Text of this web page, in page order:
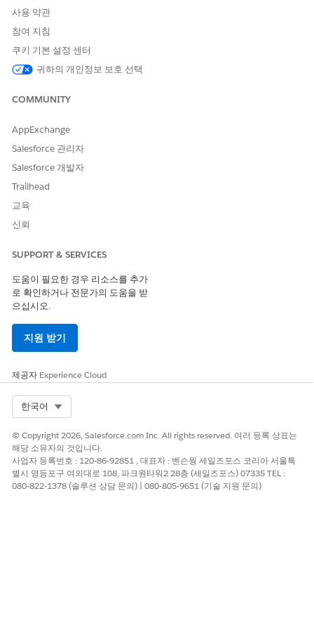
configuration
The field
false
The policy is being applied with resource-level
With API Manager 2.5.29, validation is enforced to ensure
consistency between policy configuration and usage. Policies
that do not explicitly support resource-level configuration are
rejected.
Update the custom policy definition based on intended
usage:
If resource-level configuration is required:
If not required:
KeepresourceLevelSupported: false
추가 자원
https://docs.mulesoft.com/release-notes/api-
사용 약관
참여 지침
쿠키 기본 설정 센터
귀하의 개인정보 보호 선택
COMMUNITY
AppExchange
Salesforce 관리자
Salesforce 개발자
Trailhead
교육
신뢰
SUPPORT & SERVICES
도움이 필요한 경우 리소스를 추가
로 확인하거나 전문가의 도움을 받
으십시오.
지원 받기
제공자 Experience Cloud
한국어
© Copyright 2026, Salesforce.com Inc. All rights reserved. 여러 등록 상표는
해당 소유자의 것입니다.
사업자 등록번호 : 120-86-92851 , 대표자 : 벤슨웡 세일즈포스 코리아 서울특
별시 영등포구 여의대로 108, 파크원타워2 28층 (세일즈포스) 07335 TEL :
080-822-1378 (솔루션 상담 문의) | 080-805-9651 (기술 지원 문의)